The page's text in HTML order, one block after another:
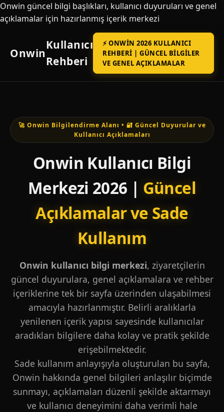
Onwin güncel bilgi başlıkları, kullanıcı duyuruları ve genel
açıklamalar için hazırlanmış içerik merkezi
Onwin
Kullanıcı
Rehberi
⚡ ONWIN 2026 KULLANICI
REHBERI | GÜNCEL BILGILER
VE GENEL AÇIKLAMALAR
🚀 Onwin Bilgilendirme Alanı • 🔐 Güncel Duyurular ve
Kullanıcı Açıklamaları
Onwin Kullanıcı Bilgi
Merkezi 2026 | Güncel
Açıklamalar ve Sade
Kullanım
Onwin kullanıcı bilgi merkezi, ziyaretçilerin
güncel duyurulara, genel açıklamalara ve rehber
içeriklerine tek bir sayfa üzerinden ulaşabilmesi
amacıyla hazırlanmıştır. Belirli aralıklarla
yenilenen içerik yapısı sayesinde kullanıcılar
aradıkları bilgilere daha kolay ve pratik şekilde
erişebilmektedir.
Sade kullanım anlayışıyla oluşturulan bu sayfa,
Onwin hakkında genel bilgileri anlaşılır biçimde
sunmayı, açıklamaları düzenli şekilde aktarmayı
ve kullanıcı deneyimini daha verimli hale